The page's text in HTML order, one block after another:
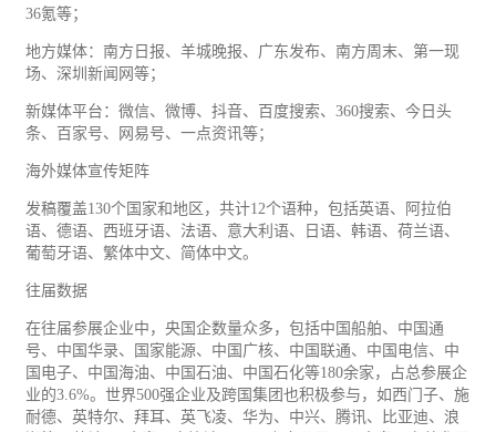
36氪等；
地方媒体：南方日报、羊城晚报、广东发布、南方周末、第一现
场、深圳新闻网等；
新媒体平台：微信、微博、抖音、百度搜索、360搜索、今日头
条、百家号、网易号、一点资讯等；
海外媒体宣传矩阵
发稿覆盖130个国家和地区，共计12个语种，包括英语、阿拉伯
语、德语、西班牙语、法语、意大利语、日语、韩语、荷兰语、
葡萄牙语、繁体中文、简体中文。
往届数据
在往届参展企业中，央国企数量众多，包括中国船舶、中国通
号、中国华录、国家能源、中国广核、中国联通、中国电信、中
国 电子、中国海油、中国石油、中国石化等180余家，占总参展企
业的3.6%。世界500强企业及跨国集团也积极参与，如西门子、施
耐德、英特尔、拜耳、英飞凌、华为、中兴、腾讯、比亚迪、浪